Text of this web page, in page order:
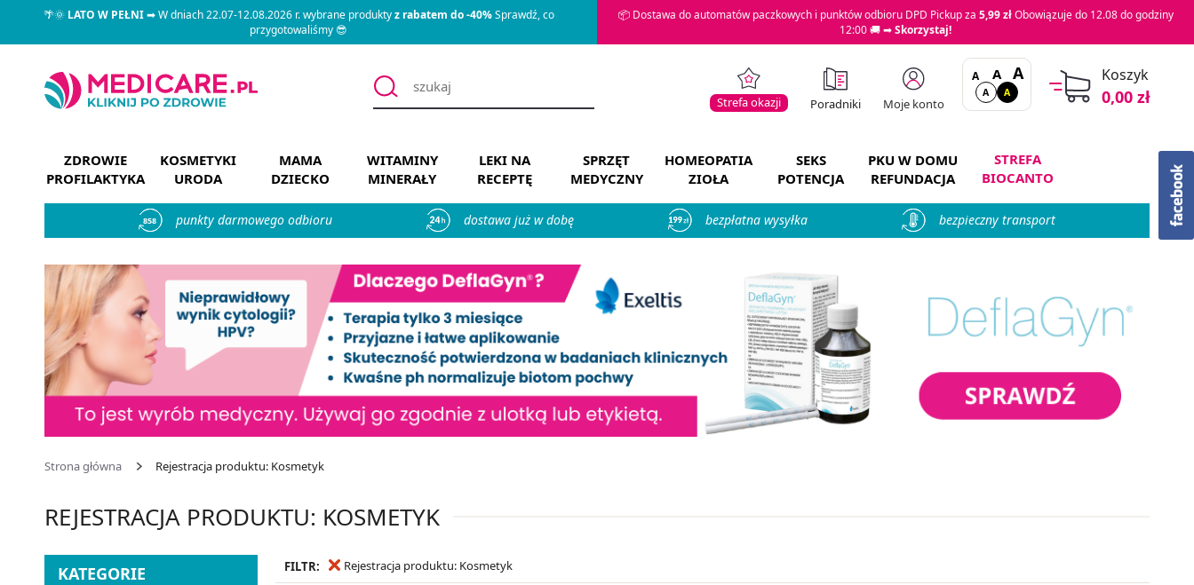
🌴🌞LATO W PEŁNI➡ W dniach 22.07-12.08.2026 r. wybrane produktyz rabatem do -40%Sprawdź, co
przygotowaliśmy 😎
📦 Dostawa do automatów paczkowych i punktów odbioru DPD Pickup za 5,99 złObowiązuje do 12.08 do godziny
12:00 🚚 ➡Skorzystaj!
Strefa okazji Poradniki Moje konto
A A A
A A
Koszyk
0,00 zł
ZDROWIE
PROFILAKTYKA
KOSMETYKI
URODA
MAMA
DZIECKO
WITAMINY
MINERAŁY
LEKI NA
RECEPTĘ
SPRZĘT
MEDYCZNY
HOMEOPATIA
ZIOŁA
SEKS
POTENCJA
PKU W DOMU
REFUNDACJA
STREFA
BIOCANTO
858 punkty darmowego odbioru dostawa już w dobę bezpłatna wysyłka bezpieczny transport
Strona główna Rejestracja produktu: Kosmetyk
REJESTRACJA PRODUKTU: KOSMETYK
KATEGORIE FILTR: Rejestracja produktu: Kosmetyk